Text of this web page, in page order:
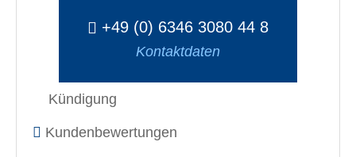
+49 (0) 6346 3080 44 8
Kontaktdaten
Kündigung
Kundenbewertungen